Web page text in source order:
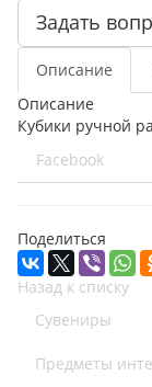
Задать
Описание
Описание
Кубики ручной
Facebook
Поделиться
Назад к списку
Сувениры
Предметы